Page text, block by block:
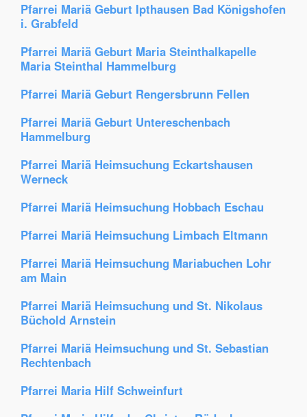
Pfarrei Mariä Geburt Ipthausen Bad Königshofen
i. Grabfeld
Pfarrei Mariä Geburt Maria Steinthalkapelle
Maria Steinthal Hammelburg
Pfarrei Mariä Geburt Rengersbrunn Fellen
Pfarrei Mariä Geburt Untereschenbach
Hammelburg
Pfarrei Mariä Heimsuchung Eckartshausen
Werneck
Pfarrei Mariä Heimsuchung Hobbach Eschau
Pfarrei Mariä Heimsuchung Limbach Eltmann
Pfarrei Mariä Heimsuchung Mariabuchen Lohr
am Main
Pfarrei Mariä Heimsuchung und St. Nikolaus
Büchold Arnstein
Pfarrei Mariä Heimsuchung und St. Sebastian
Rechtenbach
Pfarrei Maria Hilf Schweinfurt